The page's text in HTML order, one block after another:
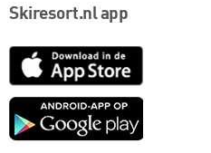
Skiresort.nl app
App
Google